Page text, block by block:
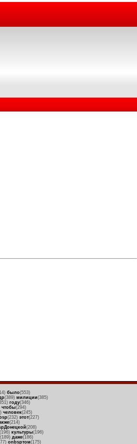
было(553)
(389) милиции(385)
году(346)
чтобы(294)
человек(245)
(232) этот(227)
(214)
(208)
(196) культуры(196)
(189) даже(186)
оnbspтом(175)